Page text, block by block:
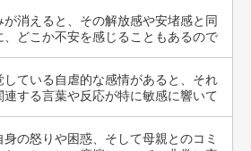
が消えると、その解放感や安堵感と同
、どこか不安を感じることもあるので
している自虐的な感情があると、それ
連する言葉や反応が特に敏感に響いて
身の怒りや困惑、そして母親とのコミ